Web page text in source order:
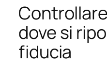
dove si
fiducia